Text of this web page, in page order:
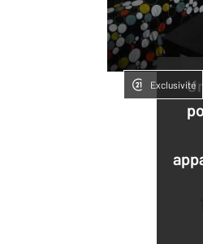
Exclusivité